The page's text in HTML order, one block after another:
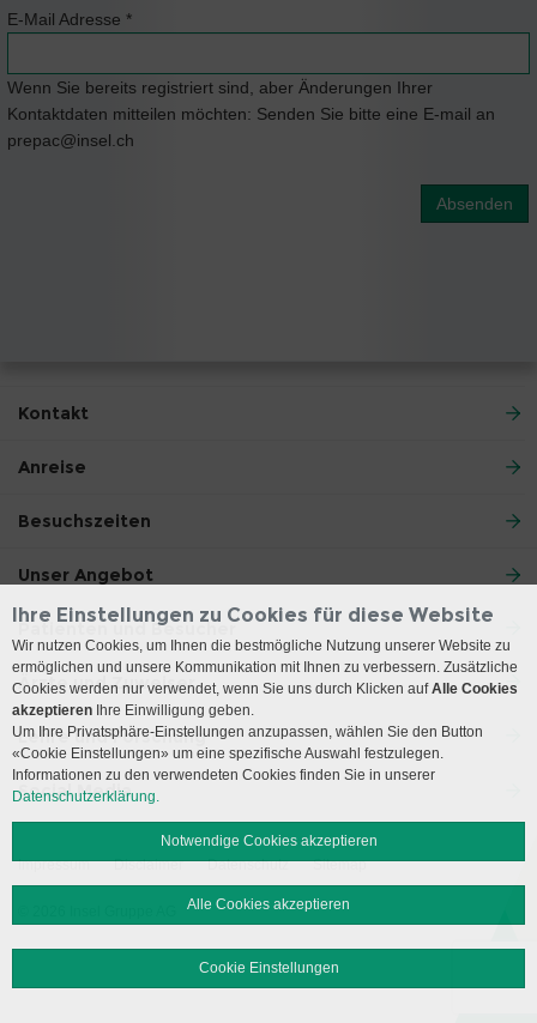
E-Mail Adresse *
Wenn Sie bereits registriert sind, aber Änderungen Ihrer
Kontaktdaten mitteilen möchten: Senden Sie bitte eine E-mail an
prepac@insel.ch
Absenden
Kontakt
Anreise
Besuchszeiten
Unser Angebot
Patienten und Besucher
Ärzte und Zuweiser
Lehre und Forschung
Social Media
Impressum Disclaimer Datenschutz Sitemap
Ihre Einstellungen zu Cookies für diese Website
Wir nutzen Cookies, um Ihnen die bestmögliche Nutzung unserer Website zu
ermöglichen und unsere Kommunikation mit Ihnen zu verbessern. Zusätzliche
Cookies werden nur verwendet, wenn Sie uns durch Klicken aufAlle Cookies
akzeptieren Ihre Einwilligung geben.
Um Ihre Privatsphäre-Einstellungen anzupassen, wählen Sie den Button
«Cookie Einstellungen» um eine spezifische Auswahl festzulegen.
Informationen zu den verwendeten Cookies finden Sie in unserer
Datenschutzerklärung.
Notwendige Cookies akzeptieren
Alle Cookies akzeptieren
Cookie Einstellungen